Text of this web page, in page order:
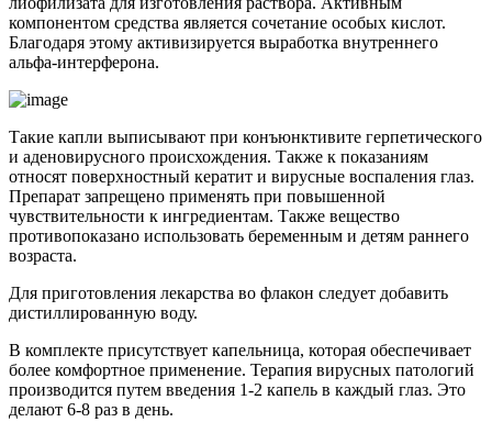
компонентом средства является сочетание особых кислот.
Благодаря этому активизируется выработка внутреннего
альфа-интерферона.
Такие капли выписывают при конъюнктивите герпетического
и аденовирусного происхождения. Также к показаниям
относят поверхностный кератит и вирусные воспаления глаз.
Препарат запрещено применять при повышенной
чувствительности к ингредиентам. Также вещество
противопоказано использовать беременным и детям раннего
возраста.
Для приготовления лекарства во флакон следует добавить
дистиллированную воду.
В комплекте присутствует капельница, которая обеспечивает
более комфортное применение. Терапия вирусных патологий
производится путем введения 1-2 капель в каждый глаз. Это
делают 6-8 раз в день.